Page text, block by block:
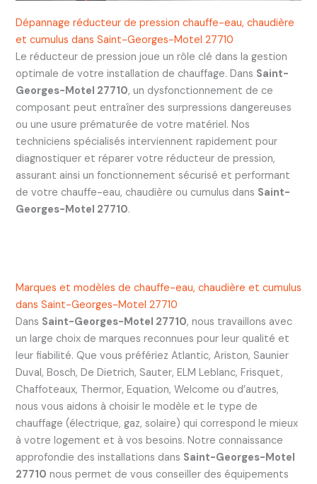
Dépannage réducteur de pression chauffe-eau, chaudière
et cumulus dans Saint-Georges-Motel 27710
Le réducteur de pression joue un rôle clé dans la gestion
optimale de votre installation de chauffage. Dans Saint-
Georges-Motel 27710, un dysfonctionnement de ce
composant peut entraîner des surpressions dangereuses
ou une usure prématurée de votre matériel. Nos
techniciens spécialisés interviennent rapidement pour
diagnostiquer et réparer votre réducteur de pression,
assurant ainsi un fonctionnement sécurisé et performant
de votre chauffe-eau, chaudière ou cumulus dans Saint-
Georges-Motel 27710.
Marques et modèles de chauffe-eau, chaudière et cumulus
dans Saint-Georges-Motel 27710
Dans Saint-Georges-Motel 27710, nous travaillons avec
un large choix de marques reconnues pour leur qualité et
leur fiabilité. Que vous préfériez Atlantic, Ariston, Saunier
Duval, Bosch, De Dietrich, Sauter, ELM Leblanc, Frisquet,
Chaffoteaux, Thermor, Equation, Welcome ou d’autres,
nous vous aidons à choisir le modèle et le type de
chauffage (électrique, gaz, solaire) qui correspond le mieux
à votre logement et à vos besoins. Notre connaissance
approfondie des installations dans Saint-Georges-Motel
27710 nous permet de vous conseiller des équipements